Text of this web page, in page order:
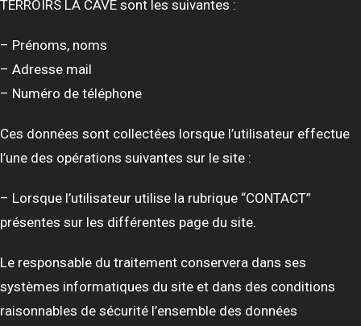
TERROIRS LA CAVE sont les suivantes :
– Prénoms, noms
– Adresse mail
– Numéro de téléphone
Ces données sont collectées lorsque l’utilisateur effectue
l’une des opérations suivantes sur le site :
– Lorsque l’utilisateur utilise la rubrique “CONTACT”
présentes sur les différentes page du site.
Le responsable du traitement conservera dans ses
systèmes informatiques du site et dans des conditions
raisonnables de sécurité l’ensemble des données